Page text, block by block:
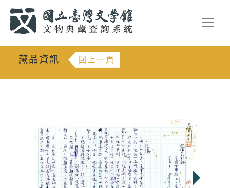
::: 藏品資訊 回上一頁